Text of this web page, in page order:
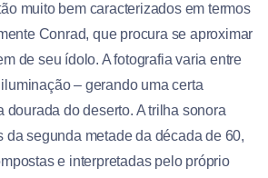
muito bem caracterizados em termos
Conrad, que procura se aproximar
de seu ídolo. A fotografia varia entre
– gerando uma certa
dourada do deserto. A trilha sonora
da segunda metade da década de 60,
e interpretadas pelo próprio